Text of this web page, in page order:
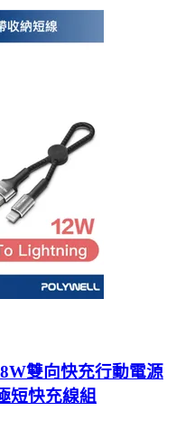
雙向快充行動電源
短快充線組